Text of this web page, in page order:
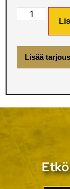
Lisää